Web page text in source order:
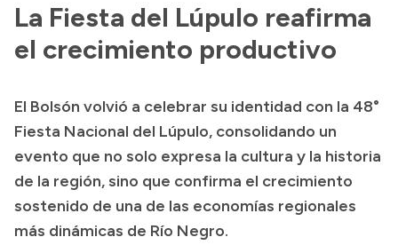
Delegaciones
Normativa
Transparencia
Presupuesto
Boletín Oficial
Compras y licitaciones
La Fiesta del Lúpulo reafirma
el crecimiento productivo
El Bolsón volvió a celebrar su identidad con la 48°
Fiesta Nacional del Lúpulo, consolidando un
evento que no solo expresa la cultura y la historia
de la región, sino que confirma el crecimiento
sostenido de una de las economías regionales
más dinámicas de Río Negro.